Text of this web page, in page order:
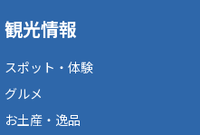
観光情報
スポット・体験
グルメ
お土産・逸品